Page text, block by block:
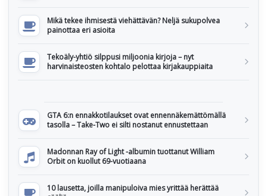
Mikä tekee ihmisestä viehättävän? Neljä sukupolvea
painottaa eri asioita
Tekoäly-yhtiö silppusi miljoonia kirjoja – nyt
harvinaisteosten kohtalo pelottaa kirjakauppiaita
GTA 6:n ennakkotilaukset ovat ennennäkemättömällä
tasolla – Take-Two ei silti nostanut ennustettaan
Madonnan Ray of Light -albumin tuottanut William
Orbit on kuollut 69-vuotiaana
10 lausetta, joilla manipuloiva mies yrittää herättää